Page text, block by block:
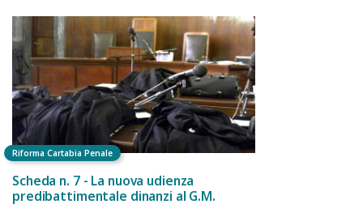
Riforma Cartabia Penale
Scheda n. 7 - La nuova udienza
predibattimentale dinanzi al G.M.